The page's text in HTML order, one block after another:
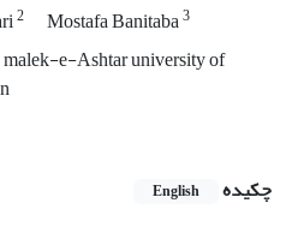
2 Mostafa Banitaba3
e-Ashtar university of
چکیده
English